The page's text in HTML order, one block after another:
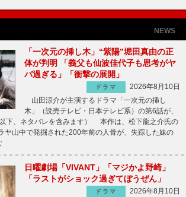
NEWS
「一次元の挿し木」“紫陽”堀田真由の正
体が判明 「義父も仙波佳代子も思考がヤ
バ過ぎる」「衝撃の展開」
ドラマ
2026年8月10日
山田涼介が主演するドラマ「一次元の挿し
木」（読売テレビ・日本テレビ系）の第6話が、
下、ネタバレを含みます） 本作は、松下龍之介氏の
ヤ山中で発掘された200年前の人骨が、失踪した妹の
日曜劇場「VIVANT」「マジかよ野崎」
「ラストがショック過ぎてぼうぜん」
ドラマ
2026年8月10日